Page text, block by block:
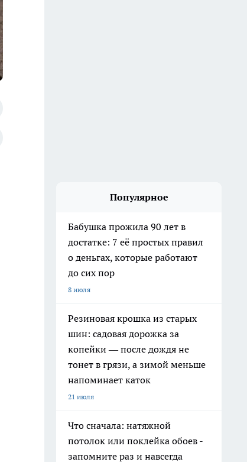
Популярное
Бабушка прожила 90 лет в
достатке: 7 её простых правил
о деньгах, которые работают
до сих пор
8 июля
Резиновая крошка из старых
шин: садовая дорожка за
копейки — после дождя не
тонет в грязи, а зимой меньше
напоминает каток
21 июля
Что сначала: натяжной
потолок или поклейка обоев -
запомните раз и навсегда